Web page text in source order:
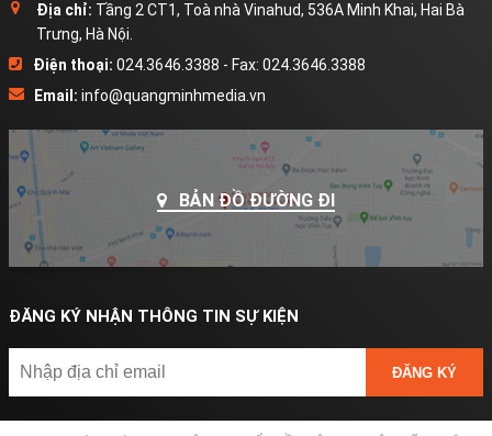
Địa chỉ: Tầng 2 CT1, Toà nhà Vinahud, 536A Minh Khai, Hai Bà
Trưng, Hà Nội.
Điện thoại: 024.3646.3388 - Fax: 024.3646.3388
Email: info@quangminhmedia.vn
BẢN ĐỒ ĐƯỜNG ĐI
ĐĂNG KÝ NHẬN THÔNG TIN SỰ KIỆN
ĐĂNG KÝ